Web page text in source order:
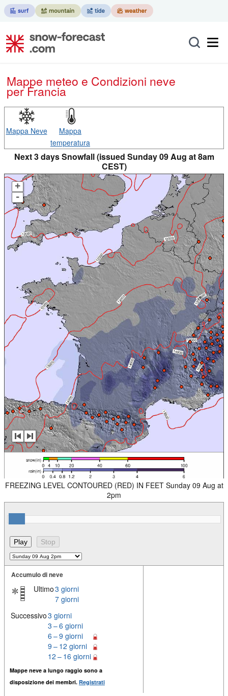
Mappe meteo e Condizioni neve
per Francia
Mappa Neve
Mappa
temperatura
Next 3 days Snowfall (issued Sunday 09 Aug at 8am
CEST)
+
-
FREEZING LEVEL CONTOURED (RED) IN FEET Sunday 09 Aug at
2pm
Accumulo di neve
Ultimo3 giorni
7 giorni
Successivo3 giorni
3 – 6 giorni
6 – 9 giorni
9 – 12 giorni
12 – 16 giorni
Mappe neve a lungo raggio sono a
disposizione dei membri. Registrati